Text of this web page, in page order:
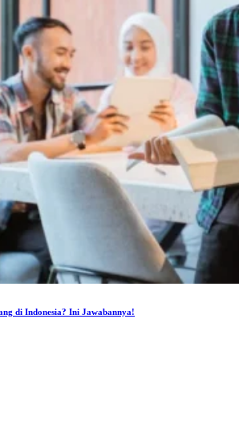
di Indonesia? Ini Jawabannya!